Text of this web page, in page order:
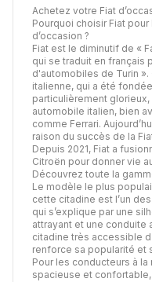
Achetez votre Fiat
Pourquoi choisir Fiat
d’occasion ?
Fiat est le diminutif de «
qui se traduit en français
d'automobiles de Turin ».
italienne, qui a été
particulièrement
automobile italien, bien
comme Ferrari.
raison du succès de la
Depuis 2021, Fiat a
Citroën pour donner vie
Découvrez toute la
Le modèle le plus
cette citadine est l’un
qui s’explique par une
attrayant et une conduite
citadine très accessible
renforce sa popularité et
Pour les conducteurs à la
spacieuse et